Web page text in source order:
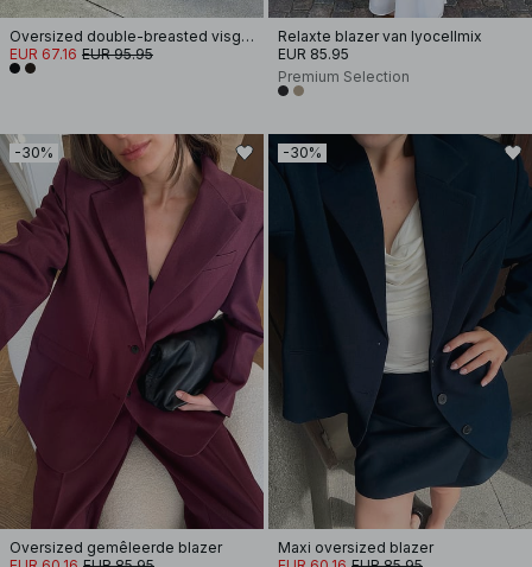
Oversized double-breasted visgraatblazer
EUR 67.16 EUR 95.95
Relaxte blazer van lyocellmix
EUR 85.95
Premium Selection
-30%
Oversized gemêleerde blazer
-30%
Maxi oversized blazer